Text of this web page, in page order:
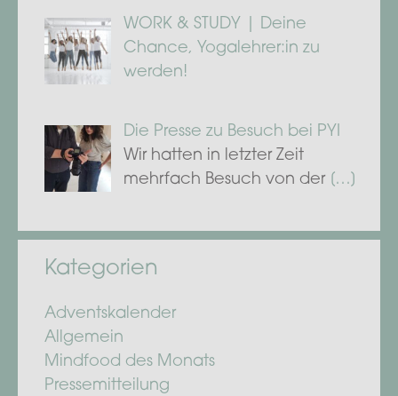
WORK & STUDY | Deine
Chance, Yogalehrer:in zu
werden!
Die Presse zu Besuch bei PYI
Wir hatten in letzter Zeit
mehrfach Besuch von der […]
Kategorien
Adventskalender
Allgemein
Mindfood des Monats
Pressemitteilung